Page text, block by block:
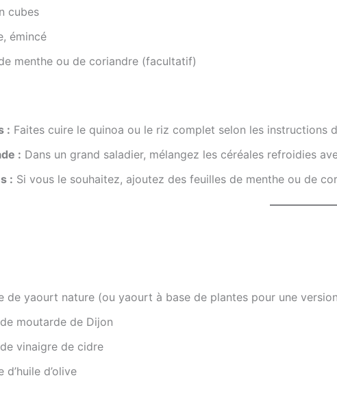
cubes
émincé
menthe ou de coriandre (facultatif)
: Faites cuire le quinoa ou le riz complet selon les instructions
: Dans un grand saladier, mélangez les céréales refroidies
: Si vous le souhaitez, ajoutez des feuilles de menthe ou de
de yaourt nature (ou yaourt à base de plantes pour une
moutarde de Dijon
vinaigre de cidre
d’olive